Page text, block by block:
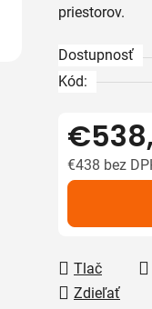
z
hviezdičiek.
priestorov.
Dostupnosť
Kód:
€438 bez
Tlač
Zdieľať